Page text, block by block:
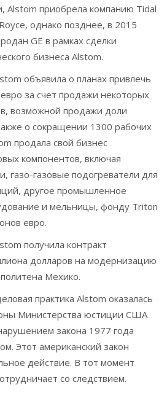
Alstom приобрела компанию Tidal
однако позднее, в 2015
GE в рамках сделки
бизнеса Alstom.
объявила о планах привлечь
за счет продажи некоторых
возможной продажи доли
о сокращении 1300 рабочих
продала свой бизнес
компонентов, включая
газо-газовые подогреватели для
другое промышленное
и мельницы, фонду Triton
евро.
получила контракт
долларов на модернизацию
Мехико.
практика Alstom оказалась
Министерства юстиции США
закона 1977 года
Этот американский закон
действие. В тот момент
со следствием.